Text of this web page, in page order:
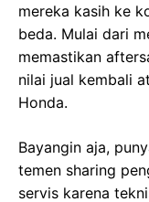
mereka kasih ke
beda. Mulai dari
memastikan
nilai jual kembali
Honda.
Bayangin aja,
temen sharing
servis karena